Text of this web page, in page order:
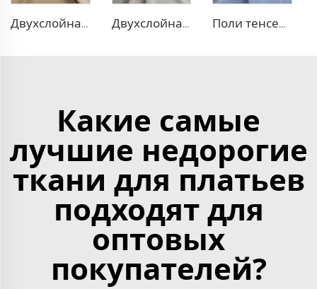
Двухслойная ткань для платья TR Двухслойная ткань для платья TR Поли тенсел деним — ткань, похожая на джинсовую
Какие самые
лучшие недорогие
ткани для платьев
подходят для
оптовых
покупателей?